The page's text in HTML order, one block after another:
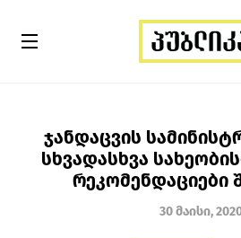
ჯანდაცვის
სხვადასხვა
რეკომენდაციები
30 მაისი,